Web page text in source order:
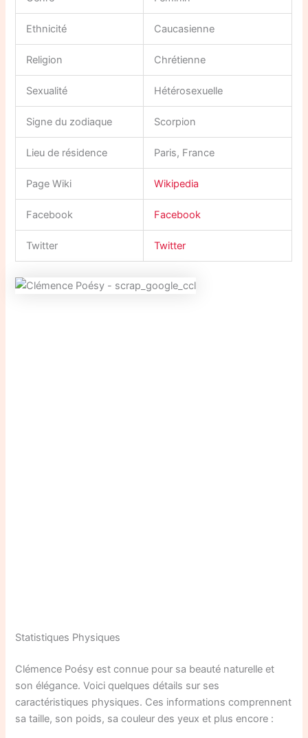
Ethnicité Caucasienne
Religion Chrétienne
Sexualité Hétérosexuelle
Signe du zodiaque Scorpion
Lieu de résidence Paris, France
Page Wiki Wikipedia
Facebook Facebook
Twitter Twitter
Statistiques Physiques
Clémence Poésy est connue pour sa beauté naturelle et
son élégance. Voici quelques détails sur ses
caractéristiques physiques. Ces informations comprennent
sa taille, son poids, sa couleur des yeux et plus encore :